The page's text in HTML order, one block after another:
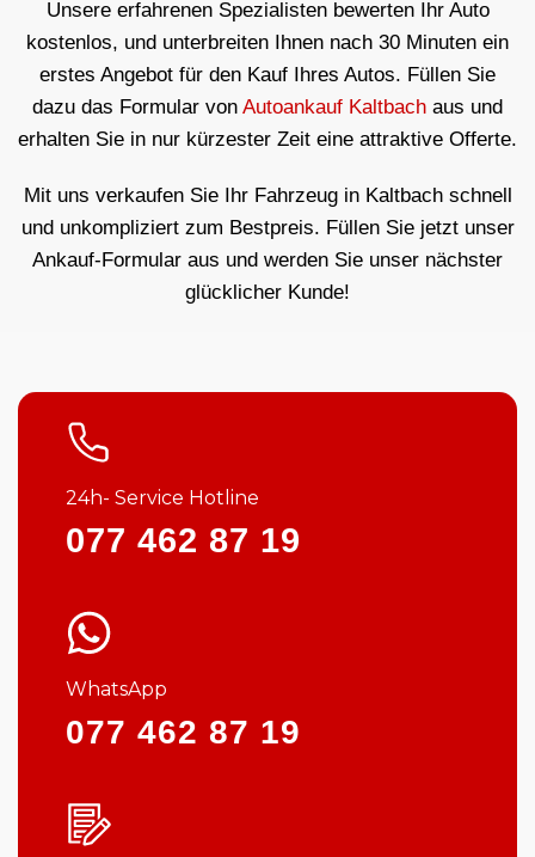
Unsere erfahrenen Spezialisten bewerten Ihr Auto
kostenlos, und unterbreiten Ihnen nach 30 Minuten ein
erstes Angebot für den Kauf Ihres Autos. Füllen Sie
dazu das Formular von Autoankauf Kaltbach aus und
erhalten Sie in nur kürzester Zeit eine attraktive Offerte.
Mit uns verkaufen Sie Ihr Fahrzeug in Kaltbach schnell
und unkompliziert zum Bestpreis. Füllen Sie jetzt unser
Ankauf-Formular aus und werden Sie unser nächster
glücklicher Kunde!
24h- Service Hotline
077 462 87 19
WhatsApp
077 462 87 19